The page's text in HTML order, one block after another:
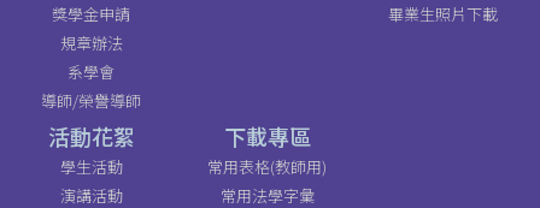
獎學金申請
規章辦法
系學會
導師/榮譽導師
畢業生照片下載
活動花絮
學生活動
演講活動
下載專區
常用表格(教師用)
常用法學字彙